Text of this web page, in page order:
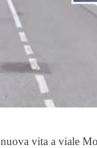
vita a viale